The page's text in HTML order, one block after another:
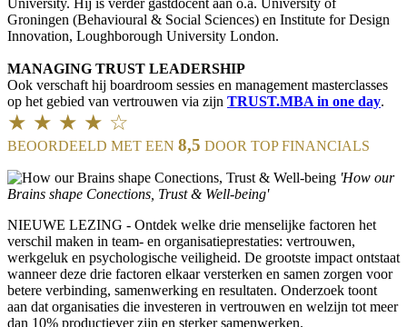
Groningen (Behavioural & Social Sciences) en Institute for Design
Innovation, Loughborough University London.
MANAGING TRUST LEADERSHIP
Ook verschaft hij boardroom sessies en management masterclasses
op het gebied van vertrouwen via zijn TRUST.MBA in one day.
★ ★ ★ ★ ☆
BEOORDEELD MET EEN 8,5 DOOR TOP FINANCIALS
'How our
Brains shape Conections, Trust & Well-being'
NIEUWE LEZING - Ontdek welke drie menselijke factoren het
verschil maken in team- en organisatieprestaties: vertrouwen,
werkgeluk en psychologische veiligheid. De grootste impact ontstaat
wanneer deze drie factoren elkaar versterken en samen zorgen voor
betere verbinding, samenwerking en resultaten. Onderzoek toont
aan dat organisaties die investeren in vertrouwen en welzijn tot meer
dan 10% productiever zijn en sterker samenwerken.